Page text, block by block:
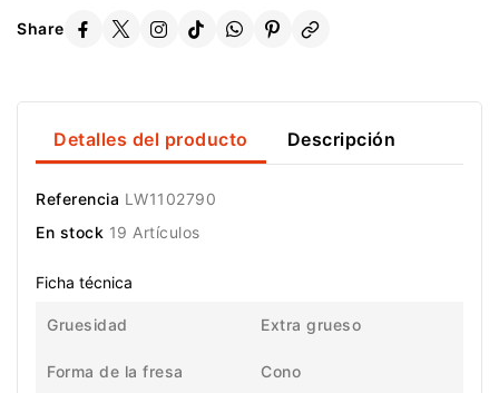
Share
Detalles del producto Descripción
Referencia LW1102790
En stock 19 Artículos
Ficha técnica
Gruesidad Extra grueso
Forma de la fresa Cono